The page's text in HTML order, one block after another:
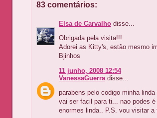
83 comentários:
Elsa de Carvalho disse...
Obrigada pela visita!!!
Adorei as Kitty's, estão mesmo
Bjinhos
11 junho, 2008 12:54
VanessaGuerra disse...
parabens pelo codigo minha
vai ser facil para ti... nao podes
enormes linda.. P.S. vou visitar a